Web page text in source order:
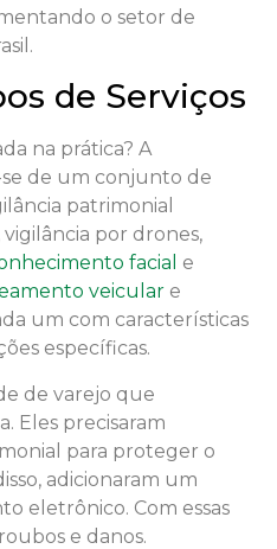
o setor de
de Serviços
na prática? A
de um conjunto de
patrimonial
por drones,
facial e
veicular e
um com características
específicas.
de varejo que
Eles precisaram
para proteger o
adicionaram um
eletrônico. Com essas
e danos.